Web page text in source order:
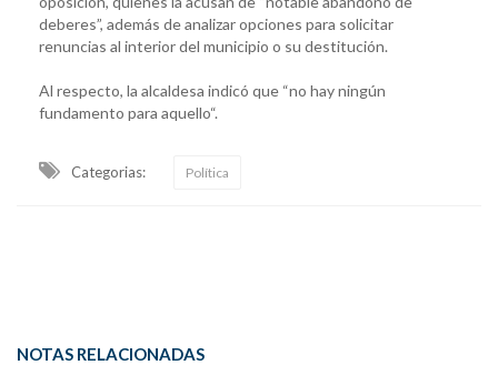
deberes”, además de analizar opciones para solicitar
renuncias al interior del municipio o su destitución.
Al respecto, la alcaldesa indicó que “no hay ningún
fundamento para aquello“.
Categorias: Política
NOTAS RELACIONADAS